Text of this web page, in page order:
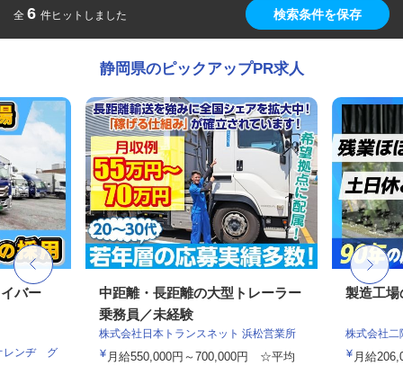
全 6 件ヒットしました 検索条件を保存
静岡県のピックアップPR求人
バー
レンヂ グ
中距離・長距離の大型トレーラー
乗務員／未経験
株式会社日本トランスネット 浜松営業所
月給550,000円～700,000円 ☆平均
製造工場
株式会社二
月給